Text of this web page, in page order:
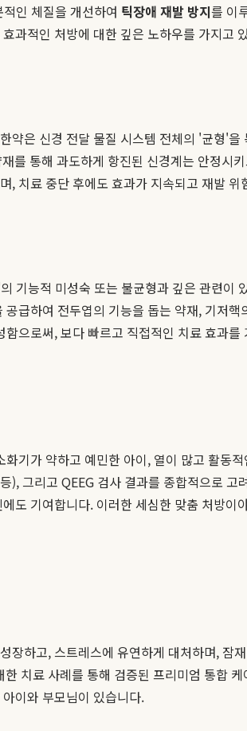
인 체질을 개선하여 틱장애 재발 방지를 이
과적인 처방에 대한 깊은 노하우를 가지고
은 신경 전달 물질 시스템 전체의 '균형'
통해 과도하게 항진된 신경계는 안정시
치료 중단 후에도 효과가 지속되고 재발
기능적 미성숙 또는 불균형과 깊은 관련이
급하여 전두엽의 기능을 돕는 약재, 기저
으로써, 보다 빠르고 직접적인 치료 효과를
기가 약하고 예민한 아이, 열이 많고 활동
그리고 QEEG 검사 결과를 종합적으로
도 기여합니다. 이러한 세심한 맞춤 처방이
하고, 스트레스에 유연하게 대처하며, 잠
치료 사례를 통해 검증된 프리미엄 통합
이와 부모님이 있습니다.